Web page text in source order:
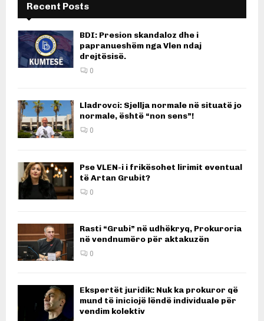
Recent Posts
BDI: Presion skandaloz dhe i
papranueshëm nga Vlen ndaj
drejtësisë.
0
Lladrovci: Sjellja normale në situatë jo
normale, është “non sens”!
0
Pse VLEN-i i frikësohet lirimit eventual
të Artan Grubit?
0
Rasti “Grubi” në udhëkryq, Prokuroria
në vendnumëro për aktakuzën
0
Ekspertët juridik: Nuk ka prokuror që
mund të iniciojë lëndë individuale për
vendim kolektiv